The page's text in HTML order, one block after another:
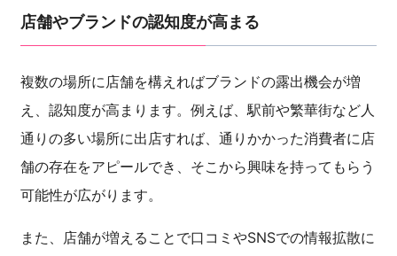
店舗やブランドの認知度が高まる
複数の場所に店舗を構えればブランドの露出機会が増
え、認知度が高まります。例えば、駅前や繁華街など人
通りの多い場所に出店すれば、通りかかった消費者に店
舗の存在をアピールでき、そこから興味を持ってもらう
可能性が広がります。
また、店舗が増えることで口コミやSNSでの情報拡散に